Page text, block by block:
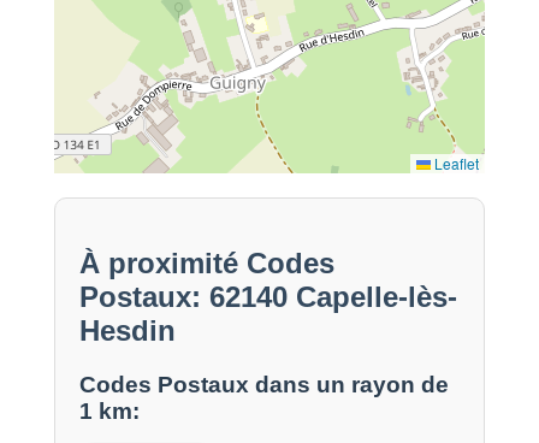
Leaflet
À proximité Codes
Postaux: 62140 Capelle-lès-
Hesdin
Codes Postaux dans un rayon de
1 km: